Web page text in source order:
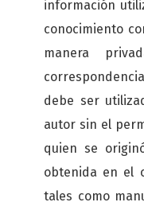
información
conocimiento
manera
debe ser
autor sin el
quien se
obtenida en el
tales como